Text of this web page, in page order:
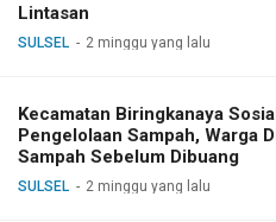
Lintasan
SULSEL 2 minggu yang lalu
Kecamatan Biringkanaya
Pengelolaan Sampah, Warga
Sampah Sebelum Dibuang
SULSEL 2 minggu yang lalu